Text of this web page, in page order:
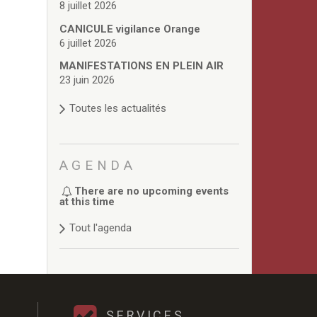
8 juillet 2026
CANICULE vigilance Orange
6 juillet 2026
MANIFESTATIONS EN PLEIN AIR
23 juin 2026
Toutes les actualités
AGENDA
There are no upcoming events
at this time
Tout l'agenda